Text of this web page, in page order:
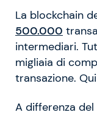
La blockchain
500.000
intermediari.
migliaia di
transazione.
A differenza del